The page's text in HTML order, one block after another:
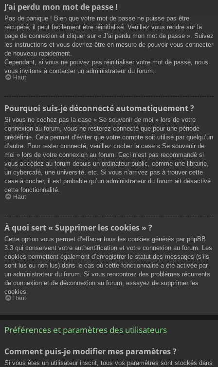
J’ai perdu mon mot de passe !
Pas de panique ! Bien que votre mot de passe ne puisse pas être
récupéré, il peut facilement être réinitialisé. Veuillez vous rendre sur la
page de connexion et cliquer sur « J’ai perdu mon mot de passe ». Suivez
les instructions et vous devriez être en mesure de pouvoir vous connecter
de nouveau rapidement.
Cependant, si vous ne pouvez pas réinitialiser votre mot de passe, nous
vous invitons à contacter un administrateur du forum.
Haut
Pourquoi suis-je déconnecté automatiquement ?
Si vous ne cochez pas la case « Se souvenir de moi » lors de votre
connexion au forum, vous ne resterez connecté que pour une période
prédéfinie. Cela permet d’éviter que votre compte soit utilisé par quelqu’un
d’autre. Pour rester connecté, veuillez cocher la case « Se souvenir de
moi » lors de votre connexion au forum. Ceci n’est pas recommandé si
vous accédez au forum depuis un ordinateur public, comme une librairie,
un cybercafé, une université, etc. Si vous n’arrivez pas à trouver cette
case à cocher, il est probable qu’un administrateur du forum ait désactivé
cette fonctionnalité.
Haut
À quoi sert « Supprimer les cookies » ?
Cette option vous permet d’effacer tous les cookies générés par phpBB
3.3 qui conservent votre authentification et votre connexion au forum. Les
cookies permettent également d’enregistrer le statut des messages (s’ils
sont lus ou non lus) dans le cas où cette fonctionnalité a été activée par
un administrateur du forum. Si vous rencontrez des problèmes récurrents
de connexion et de déconnexion au forum, essayez de supprimer les
cookies.
Haut
Préférences et paramètres des utilisateurs
Comment puis-je modifier mes paramètres ?
Si vous êtes un utilisateur inscrit, tous vos paramètres sont stockés dans